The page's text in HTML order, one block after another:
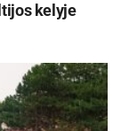
kelyje